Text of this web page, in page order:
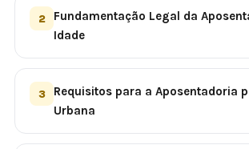
2
Fundamentação Legal da
Idade
3
Requisitos para a Aposentadoria
Urbana